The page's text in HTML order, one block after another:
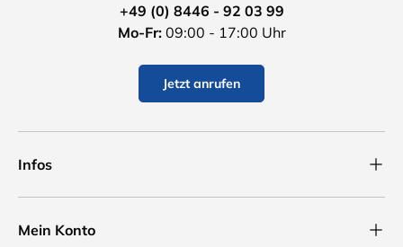
+49 (0) 8446 - 92 03 99
Mo-Fr:09:00 - 17:00 Uhr
Jetzt anrufen
Infos
Mein Konto